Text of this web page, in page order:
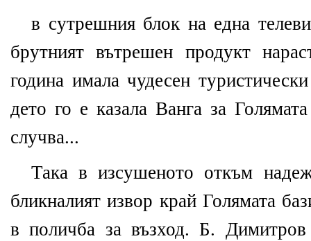
в сутрешния блок на една
брутният вътрешен продукт
година имала чудесен
дето го е казала Ванга за
случва...
Така в изсушеното откъм
бликналият извор край Голямата
в поличба за възход. Б.